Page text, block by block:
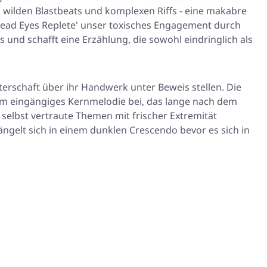
Blastbeats und komplexen Riffs - eine makabre
Eyes Replete' unser toxisches Engagement durch
schafft eine Erzählung, die sowohl eindringlich als
über ihr Handwerk unter Beweis stellen. Die
Kernmelodie bei, das lange nach dem
vertraute Themen mit frischer Extremität
sich in einem dunklen Crescendo bevor es sich in